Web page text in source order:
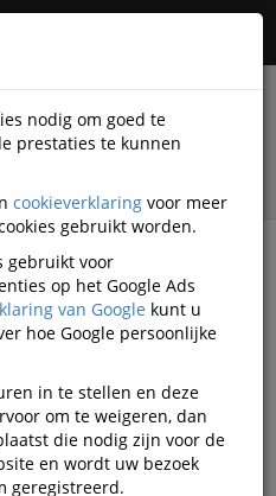
supplies
Toners
nodig om goed te
prestaties te kunnen
cookieverklaring voor meer
gebruikt worden.
gebruikt voor
op het Google Ads
van Google kunt u
hoe Google persoonlijke
in te stellen en deze
om te weigeren, dan
die nodig zijn voor de
en wordt uw bezoek
geregistreerd.